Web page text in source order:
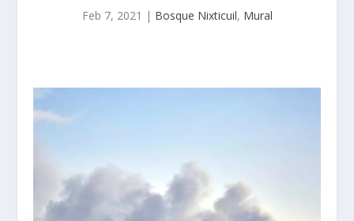
Feb 7, 2021 | Bosque Nixticuil, Mural